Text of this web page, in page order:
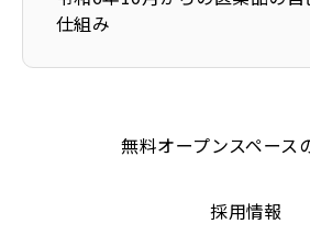
仕組み
無料オープンスペース
採用情報